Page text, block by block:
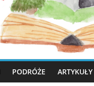
PODRÓŻE ARTYKUŁY